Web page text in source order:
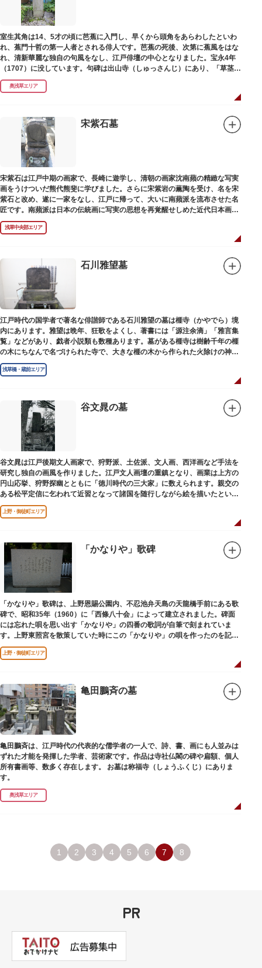
室生其角は14、5才の頃に芭蕉に入門し、早くから頭角をあらわしたといわ
れ、蕉門十哲の第一人者とされる俳人です。芭蕉の死後、次第に蕉風をはな
れ、清新華麗な独自の句風をなし、江戸俳壇の中心となりました。宝永4年
（1707）に没しています。句碑は出山寺（しゅっさんじ）にあり、「草茎を
つつむ葉もなき 雲間哉」と刻まれています。
奥浅草エリア
宋紫石墓
宋紫石は江戸中期の画家で、長崎に遊学し、清朝の画家沈南蘋の精緻な写実
画をうけついだ熊代熊斐に学びました。さらに宋紫岩の薫陶を受け、名を宋
紫石と改め、遂に一家をなし、江戸に帰って、大いに南蘋派を流布させた名
匠です。南蘋派は日本の伝統画に写実の思想を再覚醒せしめた近代日本画壇
の源流です。お墓は徳本寺（とくほんじ）境内にあります。
浅草中央部エリア
石川雅望墓
江戸時代の国学者で著名な俳諧師である石川雅望の墓は榧寺（かやでら）境
内にあります。雅望は晩年、狂歌をよくし、著書には「源注余滴」「雅言集
覧」などがあり、戯者小説類も数種あります。墓がある榧寺は樹齢千年の榧
の木にちなんで名づけられた寺で、大きな榧の木から作られた火除けの神、
秋葉権現で知られています。
浅草橋・蔵前エリア
谷文晁の墓
谷文晁は江戸後期文人画家で、狩野派、土佐派、文人画、西洋画など手法を
研究し独自の画風を作りました。江戸文人画壇の重鎮となり、画業は上方の
円山応挙、狩野探幽とともに「徳川時代の三大家」に数えられます。親交の
ある松平定信に乞われて近習となって諸国を随行しながら絵を描いたといわ
れています。お墓は源空寺（げんくうじ）にあります。
上野・御徒町エリア
「かなりや」歌碑
「かなりや」歌碑は、上野恩賜公園内、不忍池弁天島の天龍橋手前にある歌
碑で、昭和35年（1960）に「西條八十会」によって建立されました。碑面
には忘れた唄を思い出す「かなりや」の四番の歌詞が自筆で刻まれていま
す。上野東照宮を散策していた時にこの「かなりや」の唄を作ったのを記念
してこの地に建てられました。
上野・御徒町エリア
亀田鵬斉の墓
亀田鵬斉は、江戸時代の代表的な儒学者の一人で、詩、書、画にも人並みは
ずれた才能を発揮した学者、芸術家です。作品は寺社仏閣の碑や扁額、個人
所有書画等、数多く存在します。 お墓は称福寺（しょうふくじ）にありま
す。
奥浅草エリア
1 2 3 4 5 6 7 8
PR